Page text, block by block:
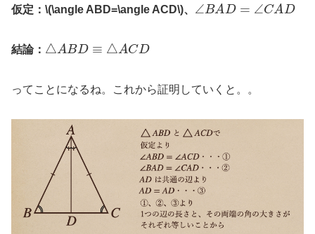
仮定：\(\angle ABD=\angle ACD\)、
結論：
△ A BD A C D
ってことになるね。これから証明していくと。。